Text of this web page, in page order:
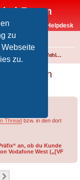
zu
zu.
Forum
Vodafone-Kabel-Helpdesk
Einspeisefehler und überregionale Störungen
diversen
Thread bzw. in den dort
an, ob du Kunde
Vodafone West („[VF